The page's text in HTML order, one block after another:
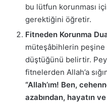
bu lütfun korunması
gerektiğini öğretir.
Fitneden Korunma
müteşâbihlerin peşine
düştüğünü belirtir.
fitnelerden Allah’a
“Allah’ım! Ben,
azabından, hayatın